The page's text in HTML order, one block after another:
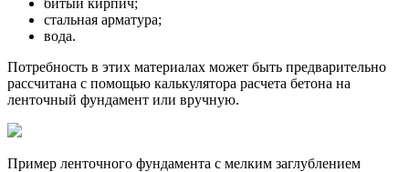
стальная арматура;
вода.
Потребность в этих материалах может быть предварительно
рассчитана с помощью калькулятора расчета бетона на
ленточный фундамент или вручную.
Пример ленточного фундамента с мелким заглублением